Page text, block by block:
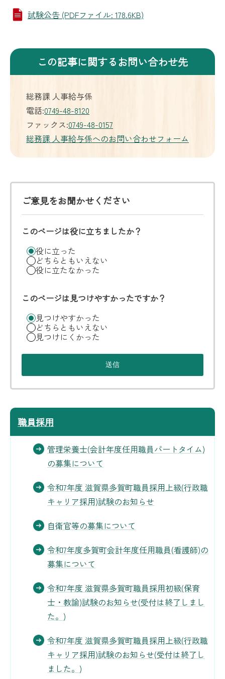
試験公告 (PDFファイル: 178.6KB)
この記事に関するお問い合わせ先
総務課 人事給与係
電話:0749-48-8120
ファックス:0749-48-0157
総務課 人事給与係へのお問い合わせフォーム
ご意見をお聞かせください
このページは役に立ちましたか？
役に立った
どちらともいえない
役に立たなかった
このページは見つけやすかったですか？
見つけやすかった
どちらともいえない
見つけにくかった
職員採用
管理栄養士(会計年度任用職員パートタイム)
の募集について
令和7年度 滋賀県多賀町職員採用上級(行政職
キャリア採用)試験のお知らせ
自衛官等の募集について
令和7年度多賀町会計年度任用職員(看護師)の
募集について
令和7年度 滋賀県多賀町職員採用初級(保育
士・教諭)試験のお知らせ(受付は終了しまし
た。)
令和7年度 滋賀県多賀町職員採用上級(行政職
キャリア採用)試験のお知らせ(受付は終了し
ました。)